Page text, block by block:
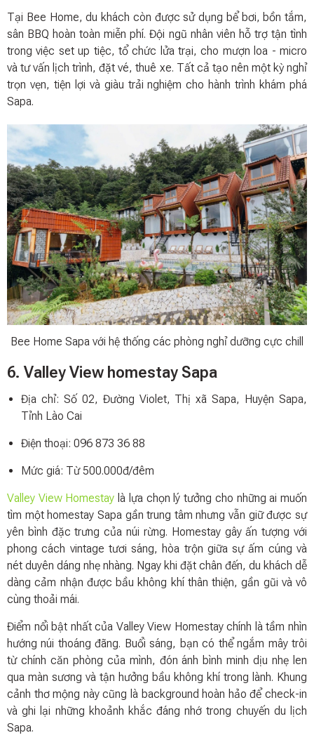
Tại Bee Home, du khách còn được sử dụng bể bơi, bồn tắm,
sân BBQ hoàn toàn miễn phí. Đội ngũ nhân viên hỗ trợ tận tình
trong việc set up tiệc, tổ chức lửa trại, cho mượn loa - micro
và tư vấn lịch trình, đặt vé, thuê xe. Tất cả tạo nên một kỳ nghỉ
trọn vẹn, tiện lợi và giàu trải nghiệm cho hành trình khám phá
Sapa.
Bee Home Sapa với hệ thống các phòng nghỉ dưỡng cực chill
6. Valley View homestay Sapa
Địa chỉ: Số 02, Đường Violet, Thị xã Sapa, Huyện Sapa,
Tỉnh Lào Cai
Điện thoại: 096 873 36 88
Mức giá: Từ 500.000đ/đêm
Valley View Homestay là lựa chọn lý tưởng cho những ai muốn
tìm một homestay Sapa gần trung tâm nhưng vẫn giữ được sự
yên bình đặc trưng của núi rừng. Homestay gây ấn tượng với
phong cách vintage tươi sáng, hòa trộn giữa sự ấm cúng và
nét duyên dáng nhẹ nhàng. Ngay khi đặt chân đến, du khách dễ
dàng cảm nhận được bầu không khí thân thiện, gần gũi và vô
cùng thoải mái.
Điểm nổi bật nhất của Valley View Homestay chính là tầm nhìn
hướng núi thoáng đãng. Buổi sáng, bạn có thể ngắm mây trôi
từ chính căn phòng của mình, đón ánh bình minh dịu nhẹ len
qua màn sương và tận hưởng bầu không khí trong lành. Khung
cảnh thơ mộng này cũng là background hoàn hảo để check-in
và ghi lại những khoảnh khắc đáng nhớ trong chuyến du lịch
Sapa.